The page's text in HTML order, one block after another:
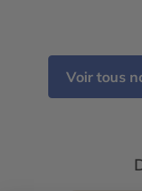
Voir tous